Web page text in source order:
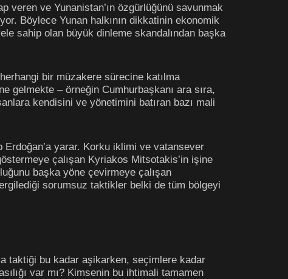
ve Yunanistan’ın özgürlüğünü savunmak
Böylece Yunan halkının dikkatinin ekonomik
sahip olan büyük dinleme skandalından başka
bir müzakere sürecine katılma
gelmekte – örneğin Cumhurbaşkanı ara sıra,
kendisini ve yönetimini batıran bazı mali
yarar. Korku iklimi ve vatansever
çalışan Kyriakos Mitsotakis’in işine
başka yöne çevirmeye çalışan
sorumsuz taktikler belki de tüm bölgeyi
taktiği bu kadar aşikarken, seçimlere kadar
var mı? Kimsenin bu ihtimali tamamen